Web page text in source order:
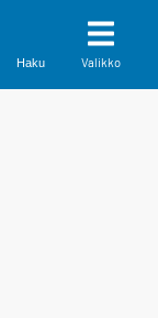
Haku Valikko